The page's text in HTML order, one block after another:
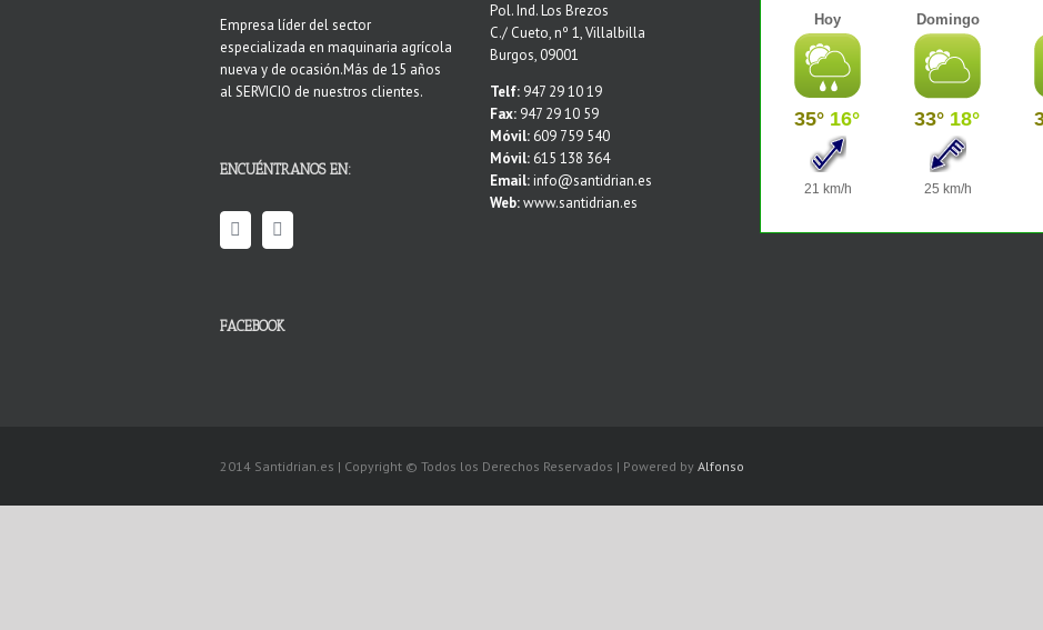
Empresa líder del sector
especializada en maquinaria agrícola
nueva y de ocasión.Más de 15 años
al SERVICIO de nuestros clientes.
ENCUÉNTRANOS EN:
FACEBOOK
Pol. Ind. Los Brezos
C./ Cueto, nº 1, Villalbilla
Burgos, 09001
Telf:947 29 10 19
Fax:947 29 10 59
Móvil:609 759 540
Móvil:615 138 364
Email:info@santidrian.es
Web:www.santidrian.es
2014 Santidrian.es | Copyright © Todos los Derechos Reservados | Powered by Alfonso